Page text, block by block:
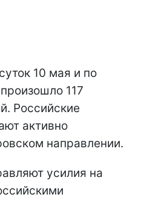
10 мая и по
117
Российские
активно
направлении.
усилия на